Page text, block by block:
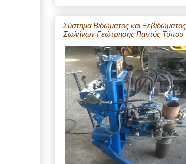
Σύστημα Βιδώματος και Ξεβιδώματος
Σωλήνων Γεώτρησης Παντός Τύπου